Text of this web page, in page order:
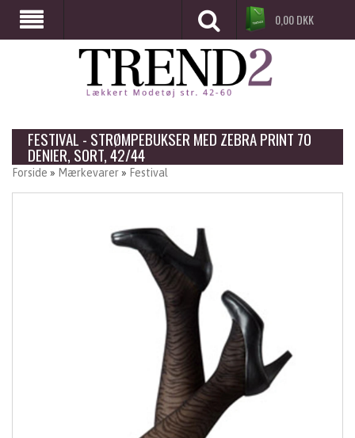
0,00DKK
FESTIVAL - STRØMPEBUKSER MED ZEBRA PRINT 70
DENIER, SORT, 42/44
Forside » Mærkevarer » Festival